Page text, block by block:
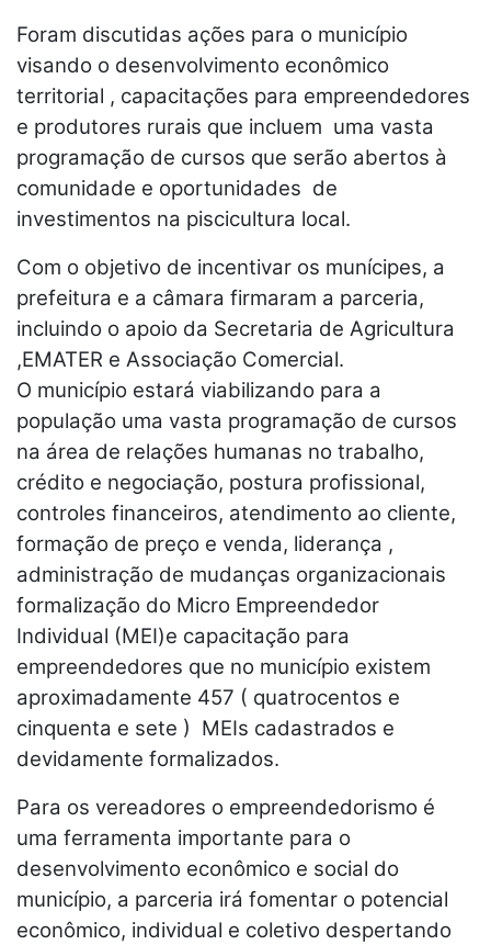
Foram discutidas ações para o município
visando o desenvolvimento econômico
territorial , capacitações para empreendedores
e produtores rurais que incluem uma vasta
programação de cursos que serão abertos à
comunidade e oportunidades de
investimentos na piscicultura local.
Com o objetivo de incentivar os munícipes, a
prefeitura e a câmara firmaram a parceria,
incluindo o apoio da Secretaria de Agricultura
,EMATER e Associação Comercial.
O município estará viabilizando para a
população uma vasta programação de cursos
na área de relações humanas no trabalho,
crédito e negociação, postura profissional,
controles financeiros, atendimento ao cliente,
formação de preço e venda, liderança ,
administração de mudanças organizacionais
formalização do Micro Empreendedor
Individual (MEI)e capacitação para
empreendedores que no município existem
aproximadamente 457 ( quatrocentos e
cinquenta e sete ) MEIs cadastrados e
devidamente formalizados.
Para os vereadores o empreendedorismo é
uma ferramenta importante para o
desenvolvimento econômico e social do
município, a parceria irá fomentar o potencial
econômico, individual e coletivo despertando